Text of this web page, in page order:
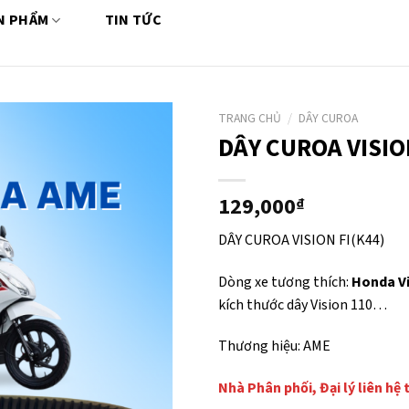
PHẨM TIN TỨC
TRANG CHỦ / DÂY CUROA
DÂY CUROA
129,000₫
DÂY CUROA VISION FI(K44)
Dòng xe tương thích: Honda
kích thước dây Vision 110…
Thương hiệu: AME
Nhà Phân phối, Đại lý liên